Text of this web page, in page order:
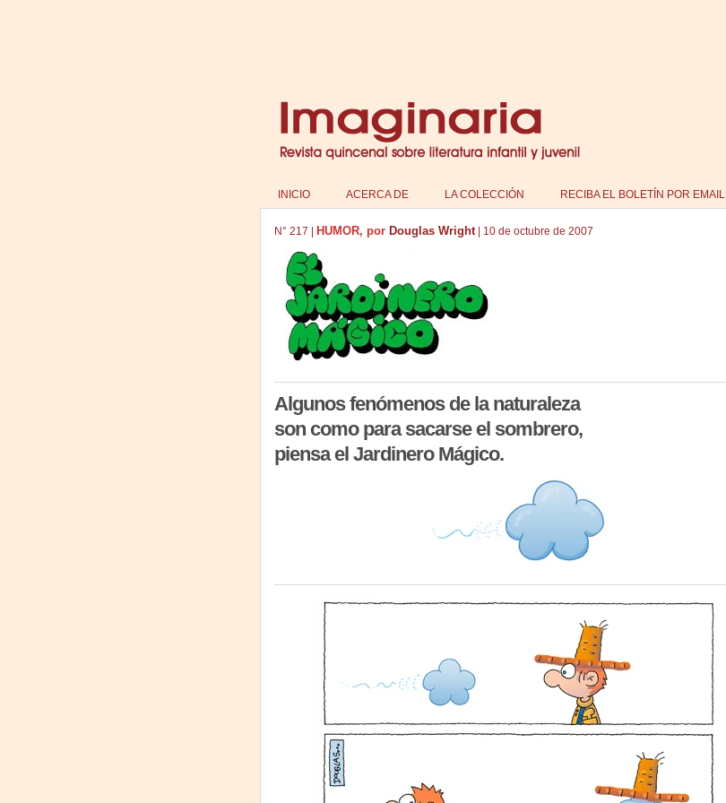
INICIO ACERCA DE LA COLECCIÓN RECIBA EL BOLETÍN POR EMAIL
N° 217 HUMOR, por Douglas Wright 10 de octubre de 2007
Algunos fenómenos de la naturaleza
son como para sacarse el sombrero,
piensa el Jardinero Mágico.